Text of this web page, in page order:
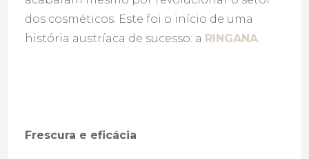
dos cosméticos. Este foi o início de uma
história austríaca de sucesso: a RINGANA.
Frescura e eficácia